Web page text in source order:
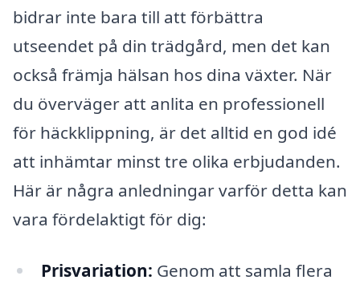
bidrar inte bara till att förbättra
utseendet på din trädgård, men det kan
också främja hälsan hos dina växter. När
du överväger att anlita en professionell
för häckklippning, är det alltid en god idé
att inhämtar minst tre olika erbjudanden.
Här är några anledningar varför detta kan
vara fördelaktigt för dig:
Prisvariation: Genom att samla flera